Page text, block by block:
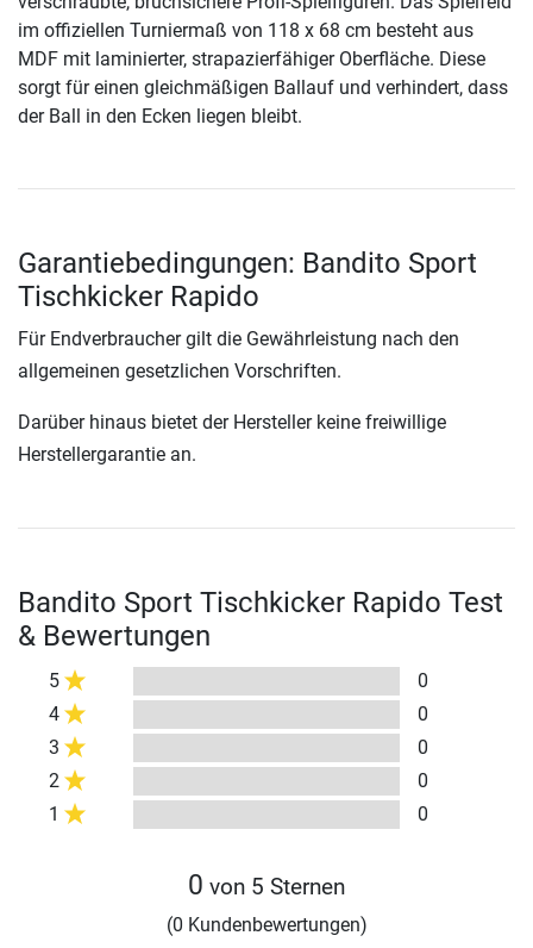
im offiziellen Turniermaß von 118 x 68 cm besteht aus
MDF mit laminierter, strapazierfähiger Oberfläche. Diese
sorgt für einen gleichmäßigen Ballauf und verhindert, dass
der Ball in den Ecken liegen bleibt.
Garantiebedingungen: Bandito Sport
Tischkicker Rapido
Für Endverbraucher gilt die Gewährleistung nach den
allgemeinen gesetzlichen Vorschriften.
Darüber hinaus bietet der Hersteller keine freiwillige
Herstellergarantie an.
Bandito Sport Tischkicker Rapido Test
& Bewertungen
5
0
4
0
3
0
2
0
1
0
0 von 5 Sternen
(0 Kundenbewertungen)